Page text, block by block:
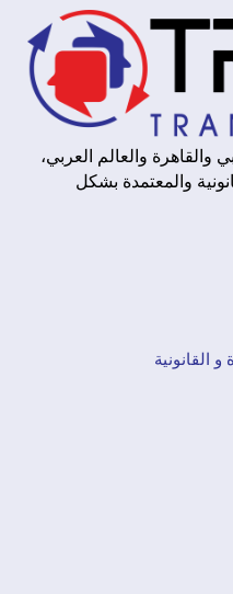
والعالم العربي،
والمعتمدة بشكل
القانونية